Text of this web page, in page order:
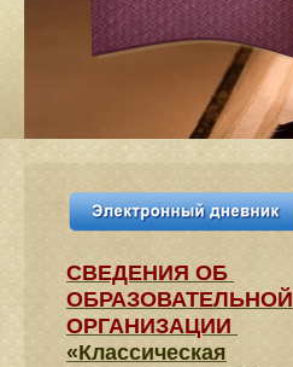
СВЕДЕНИЯ​ ОБ
ОБРАЗОВАТЕЛЬНОЙ
ОРГАНИЗАЦИИ
«Классическая